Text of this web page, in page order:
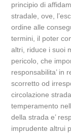
principio di
stradale, ove,
ordine alle
termini, il poter
altri, riduce i suoi
pericolo, che
responsabilita’ in
scorretto od
circolazione
temperamento
della strada e’
imprudente altrui